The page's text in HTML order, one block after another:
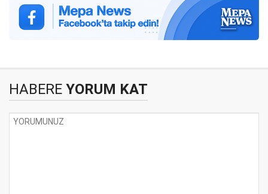
HABERE YORUM KAT